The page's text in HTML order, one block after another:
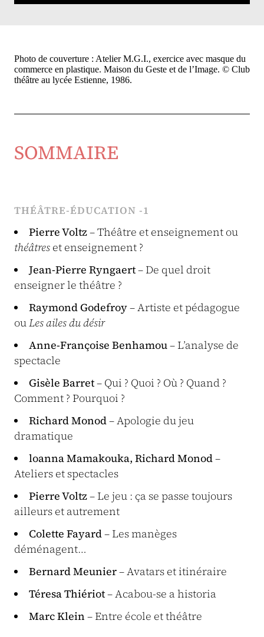
Photo de couverture : Atelier M.G.I., exercice avec masque du
commerce en plastique. Maison du Geste et de l’Image. © Club
théâtre au lycée Estienne, 1986.
SOMMAIRE
THÉÂTRE-ÉDUCATION -1
Pierre Voltz– Théâtre et enseignement ou
théâtres et enseignement ?
Jean-Pierre Ryngaert– De quel droit
enseigner le théâtre ?
Raymond Godefroy– Artiste et pédagogue
ouLes ailes du désir
Anne-Françoise Benhamou– L’analyse de
spectacle
Gisèle Barret– Qui ? Quoi ? Où ? Quand ?
Comment ? Pourquoi ?
Richard Monod– Apologie du jeu
dramatique
loanna Mamakouka, Richard Monod–
Ateliers et spectacles
Pierre Voltz– Le jeu : ça se passe toujours
ailleurs et autrement
Colette Fayard– Les manèges
déménagent…
Bernard Meunier– Avatars et itinéraire
Téresa Thiériot– Acabou-se a historia
Marc Klein – Entre école et théâtre